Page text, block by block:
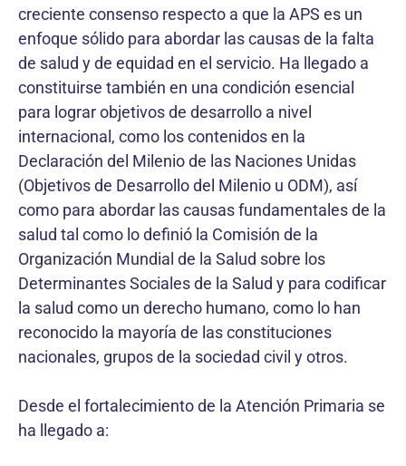
creciente consenso respecto a que la APS es un
enfoque sólido para abordar las causas de la falta
de salud y de equidad en el servicio. Ha llegado a
constituirse también en una condición esencial
para lograr objetivos de desarrollo a nivel
internacional, como los contenidos en la
Declaración del Milenio de las Naciones Unidas
(Objetivos de Desarrollo del Milenio u ODM), así
como para abordar las causas fundamentales de la
salud tal como lo definió la Comisión de la
Organización Mundial de la Salud sobre los
Determinantes Sociales de la Salud y para codificar
la salud como un derecho humano, como lo han
reconocido la mayoría de las constituciones
nacionales, grupos de la sociedad civil y otros.
Desde el fortalecimiento de la Atención Primaria se
ha llegado a: